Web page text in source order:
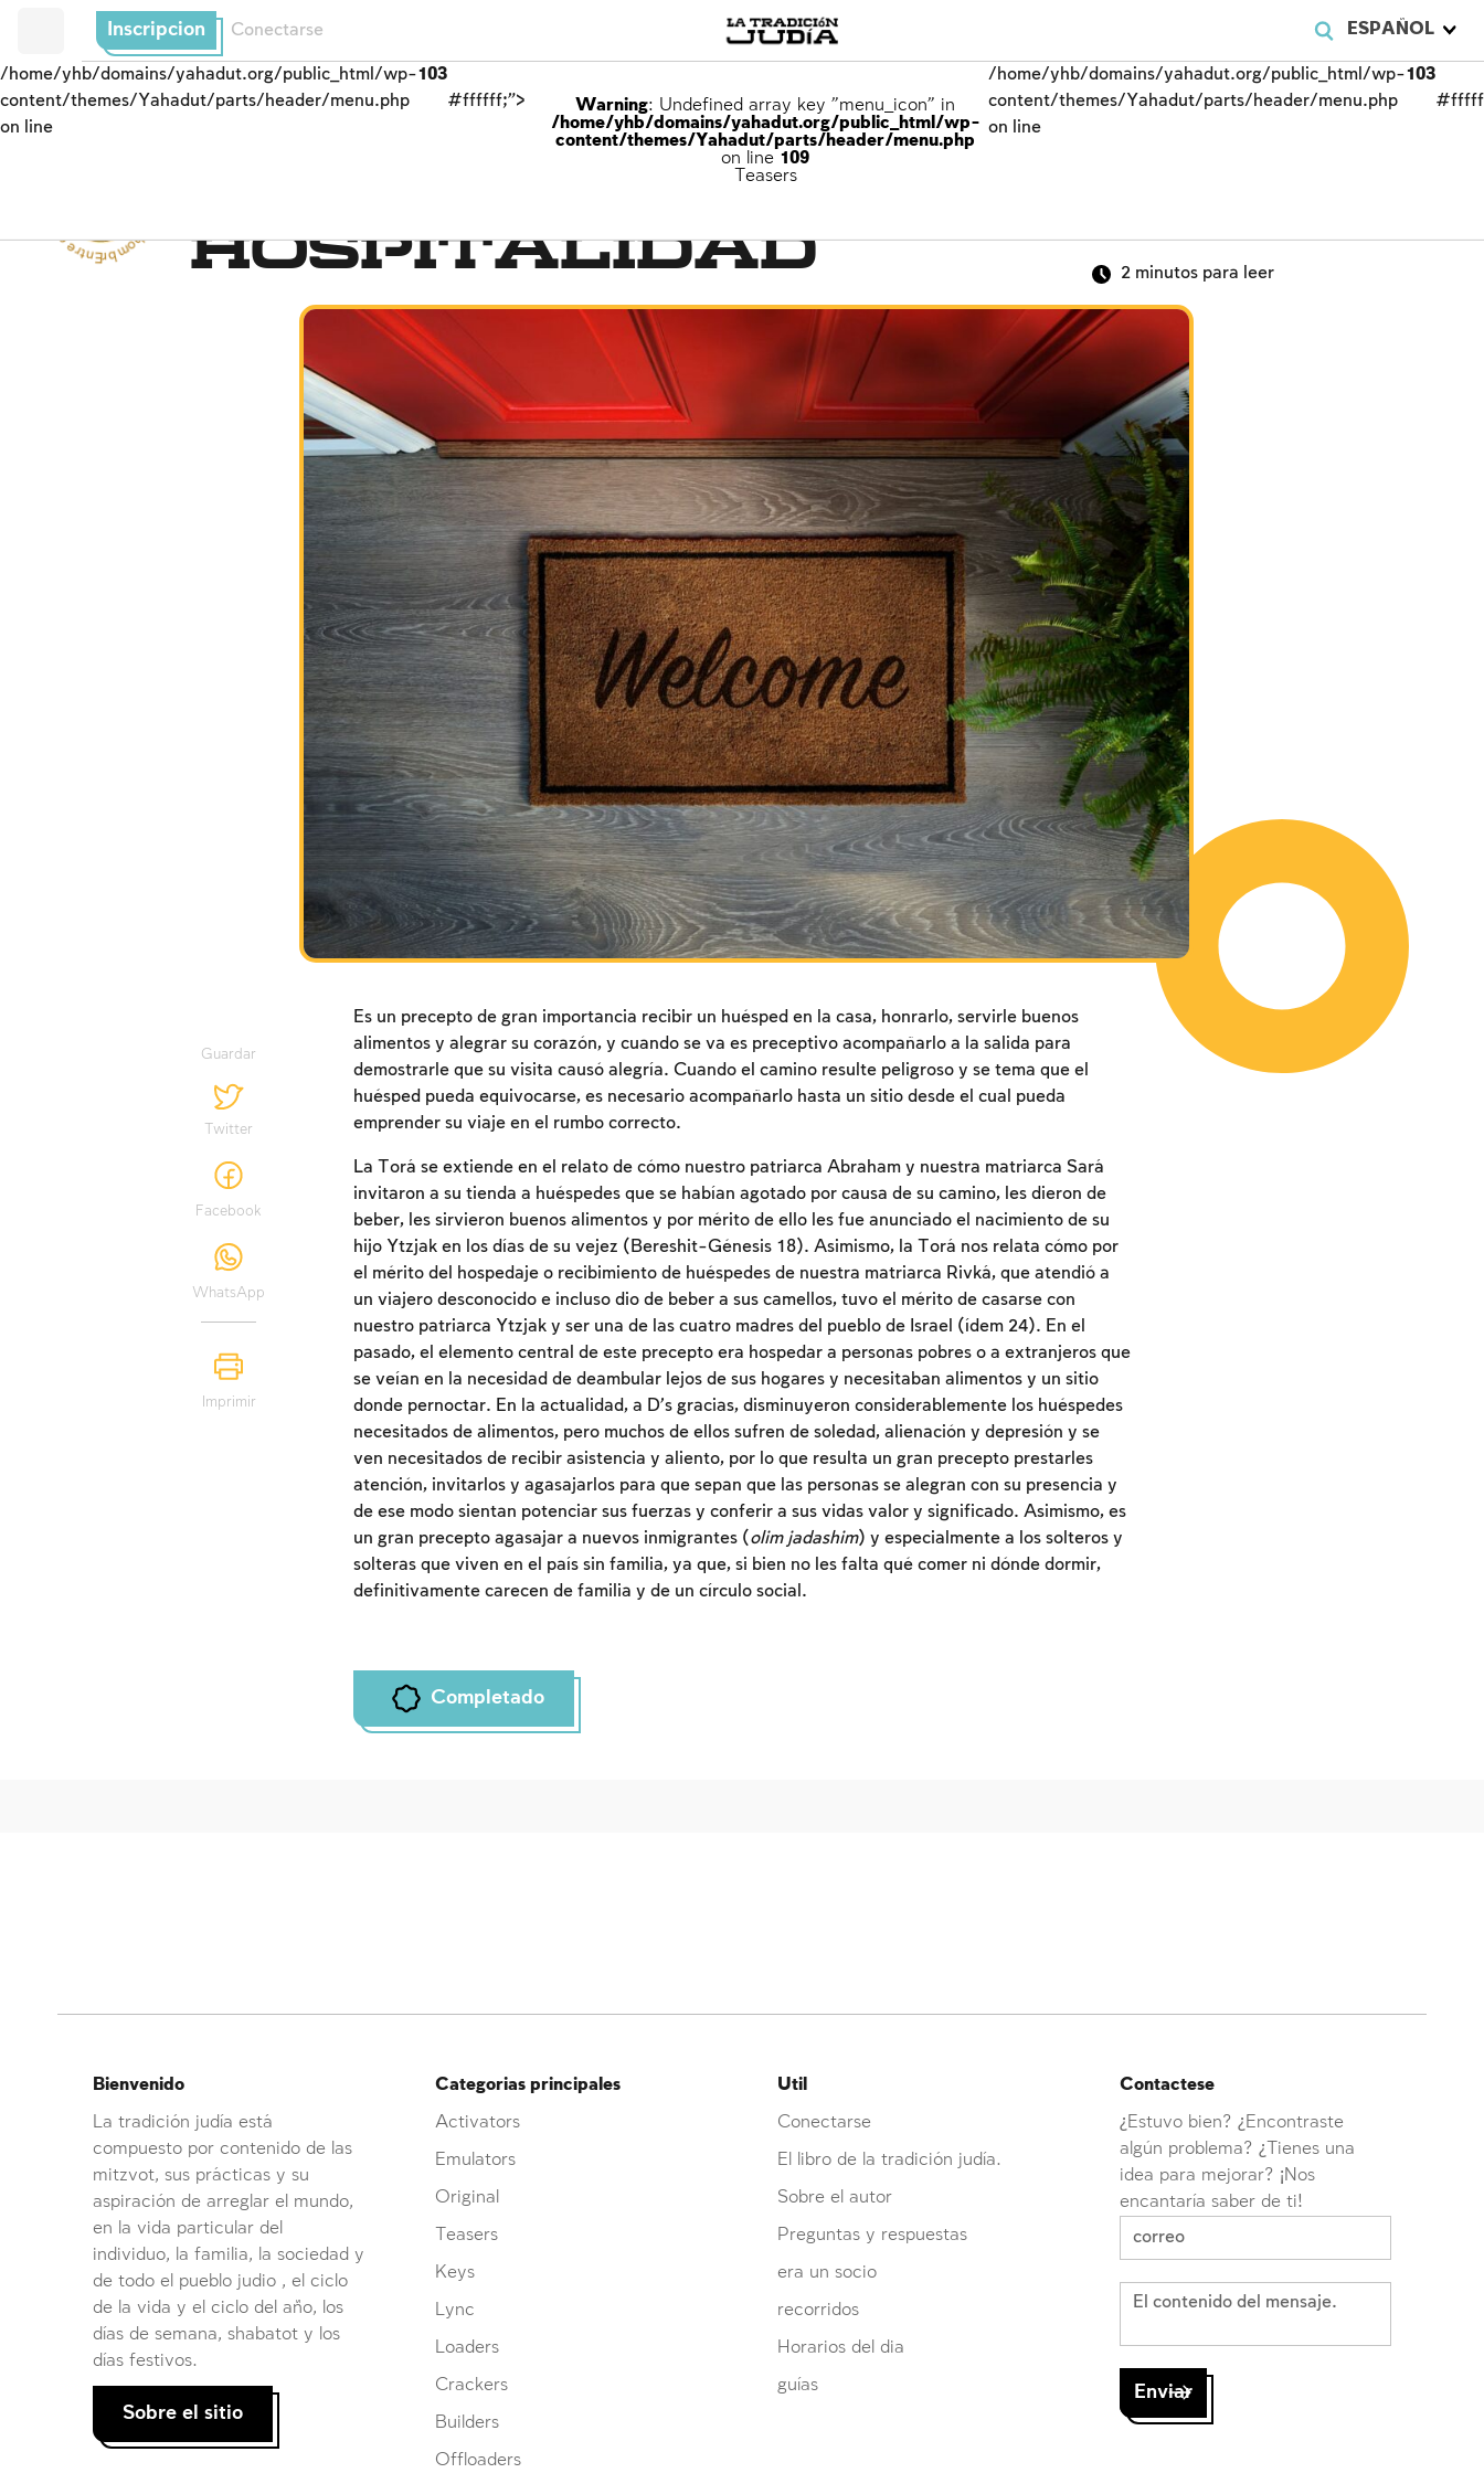
ESPAÑOL
Inscripcion Conectarse
/home/yhb/domains/yahadut.org/public_html/wp-
content/themes/Yahadut/parts/header/menu.php
on line
103
#ffffff;">
Warning: Undefined array key "menu_icon" in
/home/yhb/domains/yahadut.org/public_html/wp-
content/themes/Yahadut/parts/header/menu.php
on line 109
Teasers
/home/yhb/domains/yahadut.org/public_html/wp-
content/themes/Yahadut/parts/header/menu.php
on line
103
Entre el hombre y su prójimo - Entre el hombre y su prójimo -- Hospitalidad 2 minutos para leer
Guardar
Twitter
Facebook
WhatsApp
Imprimir
Es un precepto de gran importancia recibir un huésped en la casa, honrarlo, servirle buenos
alimentos y alegrar su corazón, y cuando se va es preceptivo acompañarlo a la salida para
demostrarle que su visita causó alegría. Cuando el camino resulte peligroso y se tema que el
huésped pueda equivocarse, es necesario acompañarlo hasta un sitio desde el cual pueda
emprender su viaje en el rumbo correcto.
La Torá se extiende en el relato de cómo nuestro patriarca Abraham y nuestra matriarca Sará
invitaron a su tienda a huéspedes que se habían agotado por causa de su camino, les dieron de
beber, les sirvieron buenos alimentos y por mérito de ello les fue anunciado el nacimiento de su
hijo Ytzjak en los días de su vejez (Bereshit-Génesis 18). Asimismo, la Torá nos relata cómo por
el mérito del hospedaje o recibimiento de huéspedes de nuestra matriarca Rivká, que atendió a
un viajero desconocido e incluso dio de beber a sus camellos, tuvo el mérito de casarse con
nuestro patriarca Ytzjak y ser una de las cuatro madres del pueblo de Israel (ídem 24). En el
pasado, el elemento central de este precepto era hospedar a personas pobres o a extranjeros que
se veían en la necesidad de deambular lejos de sus hogares y necesitaban alimentos y un sitio
donde pernoctar. En la actualidad, a D’s gracias, disminuyeron considerablemente los huéspedes
necesitados de alimentos, pero muchos de ellos sufren de soledad, alienación y depresión y se
ven necesitados de recibir asistencia y aliento, por lo que resulta un gran precepto prestarles
atención, invitarlos y agasajarlos para que sepan que las personas se alegran con su presencia y
de ese modo sientan potenciar sus fuerzas y conferir a sus vidas valor y significado. Asimismo, es
un gran precepto agasajar a nuevos inmigrantes (olim jadashim) y especialmente a los solteros y
solteras que viven en el país sin familia, ya que, si bien no les falta qué comer ni dónde dormir,
definitivamente carecen de familia y de un círculo social.
Completado
Inscripcion requerida
Para marcar lo estudiado debe conectarse a su
cuenta o inscribirse.
Inscripcion Conectarse
Contactese
¿Estuvo bien? ¿Encontraste
algún problema? ¿Tienes una
idea para mejorar? ¡Nos
encantaría saber de ti!
Util
Conectarse
El libro de la tradición judía.
Sobre el autor
Preguntas y respuestas
era un socio
recorridos
Horarios del dia
guías
Categorias principales
Activators
Emulators
Original
Teasers
Keys
Lync
Loaders
Crackers
Builders
Offloaders
Bienvenido
La tradición judía está
compuesto por contenido de las
mitzvot, sus prácticas y su
aspiración de arreglar el mundo,
en la vida particular del
individuo, la familia, la sociedad y
de todo el pueblo judio , el ciclo
de la vida y el ciclo del año, los
días de semana, shabatot y los
días festivos.
Sobre el sitio